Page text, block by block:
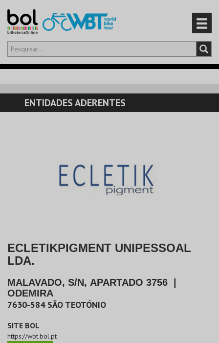
Olá,iniciar sessão
CARRINHO
EVENTOS
ENTIDADES ADERENTES
ECLETIKPIGMENT UNIPESSOAL
LDA.
MALAVADO, S/N, APARTADO 3756
ODEMIRA
7630-584 SÃO TEOTÓNIO
SITE BOL
https://wbt.bol.pt